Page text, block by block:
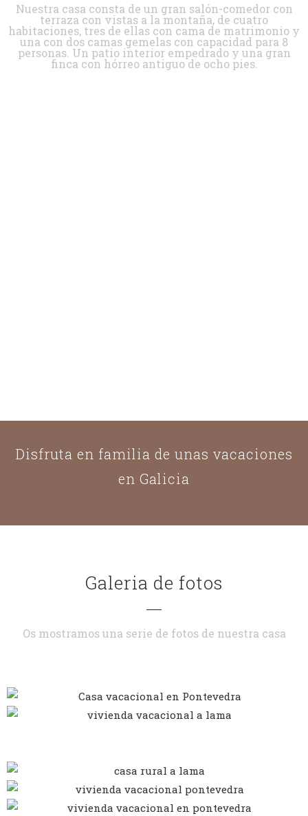
Nuestra casa consta de un gran salón-comedor con
terraza con vistas a la montaña, de cuatro
habitaciones, tres de ellas con cama de matrimonio y
una con dos camas gemelas con capacidad para 8
personas. Un patio interior empedrado y una gran
finca con hórreo antiguo de ocho pies.
Disfruta en familia de unas vacaciones
en Galicia
Galeria de fotos
Os mostramos una serie de fotos de nuestra casa